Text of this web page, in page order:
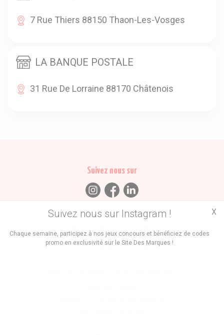
7 Rue Thiers 88150 Thaon-Les-Vosges
LA BANQUE POSTALE
31 Rue De Lorraine 88170 Châtenois
Suivez nous sur Instagram !
Chaque semaine, participez à nos jeux concours et bénéficiez de codes
promo en exclusivité sur le Site Des Marques !
X
Suivez nous sur
Trouvez des
Promos Marques Boutiques